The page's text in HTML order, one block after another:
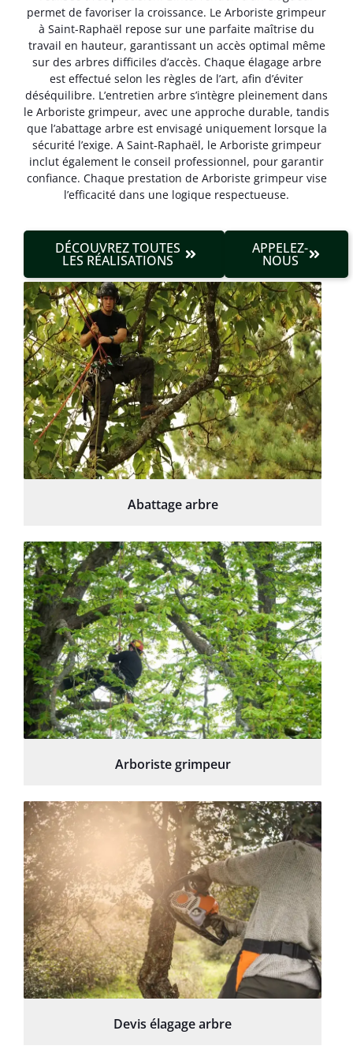
permet de favoriser la croissance. Le Arboriste grimpeur
à Saint-Raphaël repose sur une parfaite maîtrise du
travail en hauteur, garantissant un accès optimal même
sur des arbres difficiles d’accès. Chaque élagage arbre
est effectué selon les règles de l’art, afin d’éviter
déséquilibre. L’entretien arbre s’intègre pleinement dans
le Arboriste grimpeur, avec une approche durable, tandis
que l’abattage arbre est envisagé uniquement lorsque la
sécurité l’exige. A Saint-Raphaël, le Arboriste grimpeur
inclut également le conseil professionnel, pour garantir
confiance. Chaque prestation de Arboriste grimpeur vise
l’efficacité dans une logique respectueuse.
DÉCOUVREZ TOUTES
LES RÉALISATIONS
APPELEZ-
NOUS
Abattage arbre
Arboriste grimpeur
Devis élagage arbre